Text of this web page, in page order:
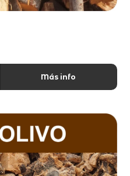
Más info